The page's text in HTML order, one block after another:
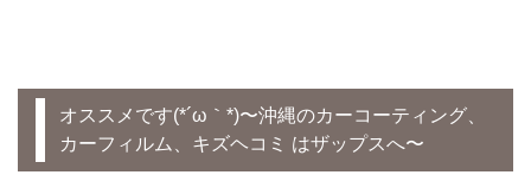
オススメです(*´ω｀*)〜沖縄のカーコーティング、
カーフィルム、キズヘコミ はザップスへ〜